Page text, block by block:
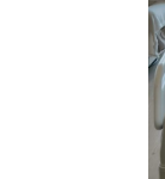
Kiralık
Kiralık